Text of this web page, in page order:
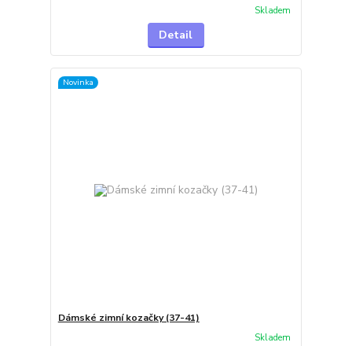
Skladem
Detail
Novinka
Dámské zimní kozačky (37-41)
Skladem